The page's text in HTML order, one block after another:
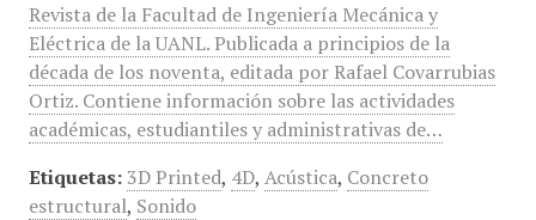
Revista de la Facultad de Ingeniería Mecánica y
Eléctrica de la UANL. Publicada a principios de la
década de los noventa, editada por Rafael Covarrubias
Ortiz. Contiene información sobre las actividades
académicas, estudiantiles y administrativas de…
Etiquetas: 3D Printed, 4D, Acústica, Concreto
estructural, Sonido